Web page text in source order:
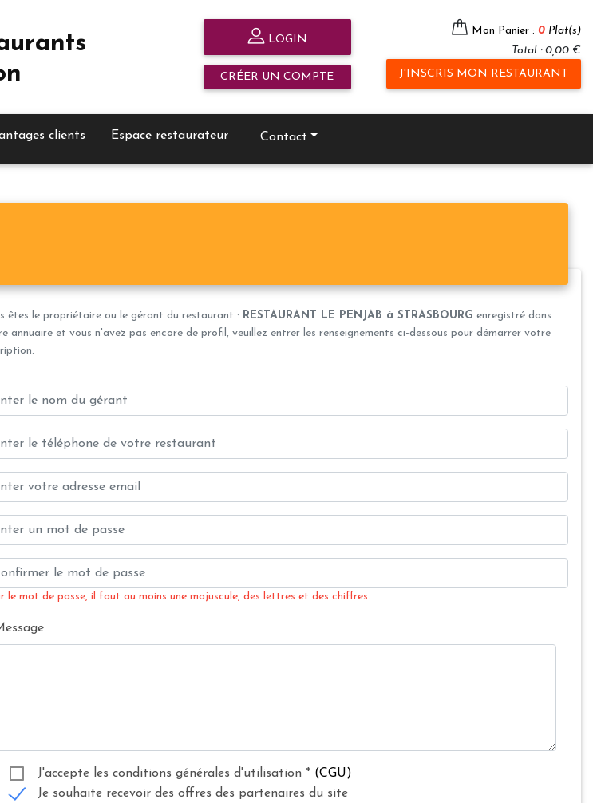
LOGIN
CRÉER UN COMPTE
Mon Panier : 0 Plat(s)
Total : 0,00 €
J'INSCRIS MON RESTAURANT
clients Espace restaurateur Contact
êtes le propriétaire ou le gérant du restaurant : RESTAURANT LE PENJAB à STRASBOURG enregistré dans
annuaire et vous n'avez pas encore de profil, veuillez entrer les renseignements ci-dessous pour démarrer votre
le mot de passe, il faut au moins une majuscule, des lettres et des chiffres.
J'accepte les conditions générales d'utilisation * (CGU)
Je souhaite recevoir des offres des partenaires du site